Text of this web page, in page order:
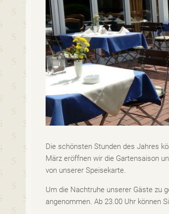
Die schönsten Stunden des Jahres
März eröffnen wir die Gartensaison
von unserer Speisekarte.
Um die Nachtruhe unserer Gäste zu
angenommen. Ab 23.00 Uhr können